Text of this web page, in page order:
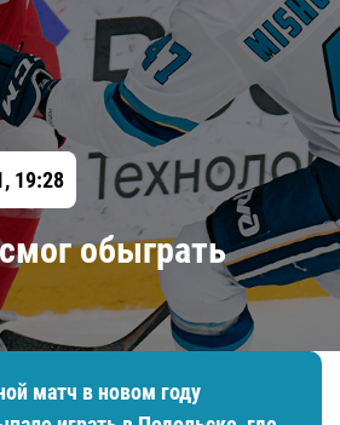
19:28
обыграть
матч в новом году